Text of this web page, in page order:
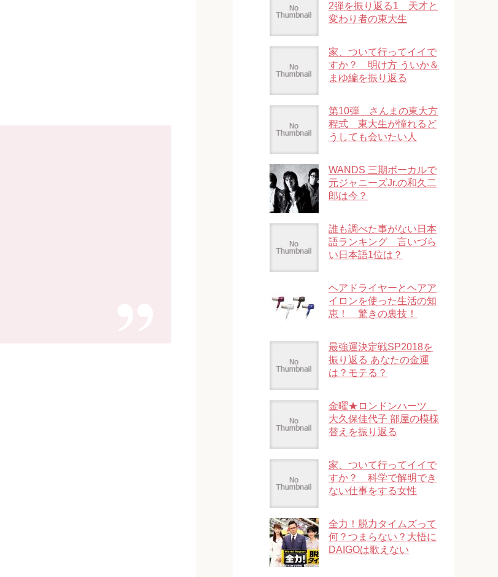
2弾を振り返る1 天才と
変わり者の東大生
家、ついて行ってイイで
すか？ 明け方 ういか＆
まゆ編を振り返る
第10弾 さんまの東大方
程式 東大生が憧れるど
うしても会いたい人
WANDS 三期ボーカルで
元ジャニーズJr.の和久二
郎は今？
誰も調べた事がない日本
語ランキング 言いづら
い日本語1位は？
ヘアドライヤーとヘアア
イロンを使った生活の知
恵！ 驚きの裏技！
最強運決定戦SP2018を
振り返る あなたの金運
は？モテる？
金曜★ロンドンハーツ
大久保佳代子 部屋の模様
替えを振り返る
家、ついて行ってイイで
すか？ 科学で解明でき
ない仕事をする女性
全力！脱力タイムズって
何？つまらない？大悟に
DAIGOは歌えない